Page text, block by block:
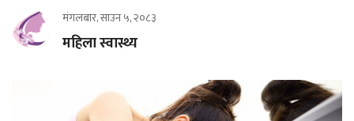
मंगलबार, साउन ५, २०८३
महिला स्वास्थ्य